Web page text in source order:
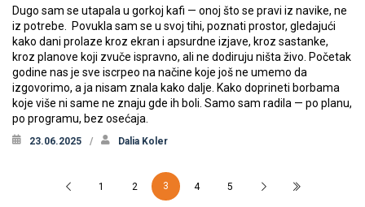
Dugo sam se utapala u gorkoj kafi — onoj što se pravi iz navike, ne
iz potrebe. Povukla sam se u svoj tihi, poznati prostor, gledajući
kako dani prolaze kroz ekran i apsurdne izjave, kroz sastanke,
kroz planove koji zvuče ispravno, ali ne dodiruju ništa živo. Početak
godine nas je sve iscrpeo na načine koje još ne umemo da
izgovorimo, a ja nisam znala kako dalje. Kako doprineti borbama
koje više ni same ne znaju gde ih boli. Samo sam radila — po planu,
po programu, bez osećaja.
23.06.2025 Dalia Koler
1 2 3 4 5